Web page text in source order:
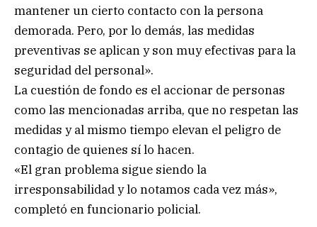
mantener un cierto contacto con la persona
demorada. Pero, por lo demás, las medidas
preventivas se aplican y son muy efectivas para la
seguridad del personal».
La cuestión de fondo es el accionar de personas
como las mencionadas arriba, que no respetan las
medidas y al mismo tiempo elevan el peligro de
contagio de quienes sí lo hacen.
«El gran problema sigue siendo la
irresponsabilidad y lo notamos cada vez más»,
completó en funcionario policial.